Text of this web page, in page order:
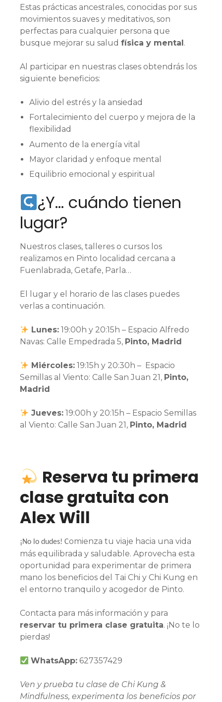
Estas prácticas ancestrales, conocidas por sus
movimientos suaves y meditativos, son
perfectas para cualquier persona que
busque mejorar su salud física y mental.
Al participar en nuestras clases obtendrás los
siguiente beneficios:
Alivio del estrés y la ansiedad⁣
Fortalecimiento del cuerpo y mejora de la
flexibilidad⁣
Aumento de la energía vital⁣
Mayor claridad y enfoque mental⁣
Equilibrio emocional y espiritual⁣
¿Y… cuándo tienen
lugar?
Nuestros clases, talleres o cursos los
realizamos en Pinto localidad cercana a
Fuenlabrada, Getafe, Parla…
El lugar y el horario de las clases puedes
verlas a continuación.
Lunes: 19:00h y 20:15h⁣ – ⁣Espacio Alfredo
Navas: Calle Empedrada 5, Pinto, Madrid
Miércoles: 19:15h y 20:30h⁣ – Espacio
Semillas al Viento: Calle San Juan 21, Pinto,
Madrid
Jueves: 19:00h y 20:15h⁣ – Espacio Semillas
al Viento: Calle San Juan 21, Pinto, Madrid
Reserva tu primera
clase gratuita con
Alex Will
¡No lo dudes! Comienza tu viaje hacia una vida
más equilibrada y saludable. Aprovecha esta
oportunidad para experimentar de primera
mano los beneficios del Tai Chi y Chi Kung en
el entorno tranquilo y acogedor de Pinto.
Contacta para más información y para
reservar tu primera clase gratuita. ¡No te lo
pierdas!
WhatsApp: 627357429⁣
Ven y prueba tu clase de Chi Kung &
Mindfulness, experimenta los beneficios por